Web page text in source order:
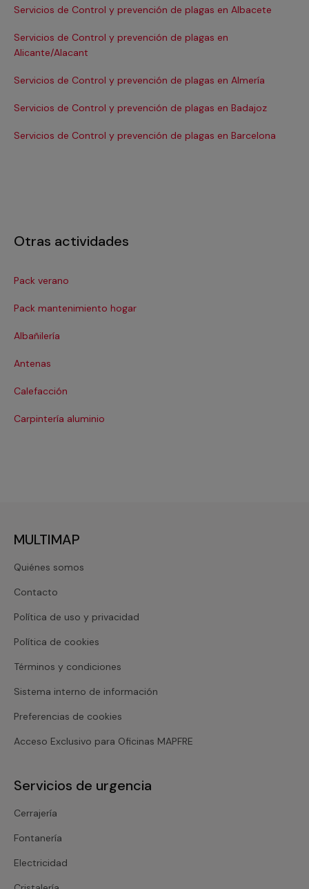
Servicios de Control y prevención de plagas en Albacete
Servicios de Control y prevención de plagas en
Alicante/Alacant
Servicios de Control y prevención de plagas en Almería
Servicios de Control y prevención de plagas en Badajoz
Servicios de Control y prevención de plagas en Barcelona
Otras actividades
Pack verano
Pack mantenimiento hogar
Albañilería
Antenas
Calefacción
Carpintería aluminio
MULTIMAP
Quiénes somos
Contacto
Política de uso y privacidad
Política de cookies
Términos y condiciones
Sistema interno de información
Preferencias de cookies
Acceso Exclusivo para Oficinas MAPFRE
Servicios de urgencia
Cerrajería
Fontanería
Electricidad